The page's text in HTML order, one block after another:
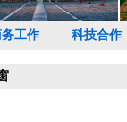
工作 科技合作